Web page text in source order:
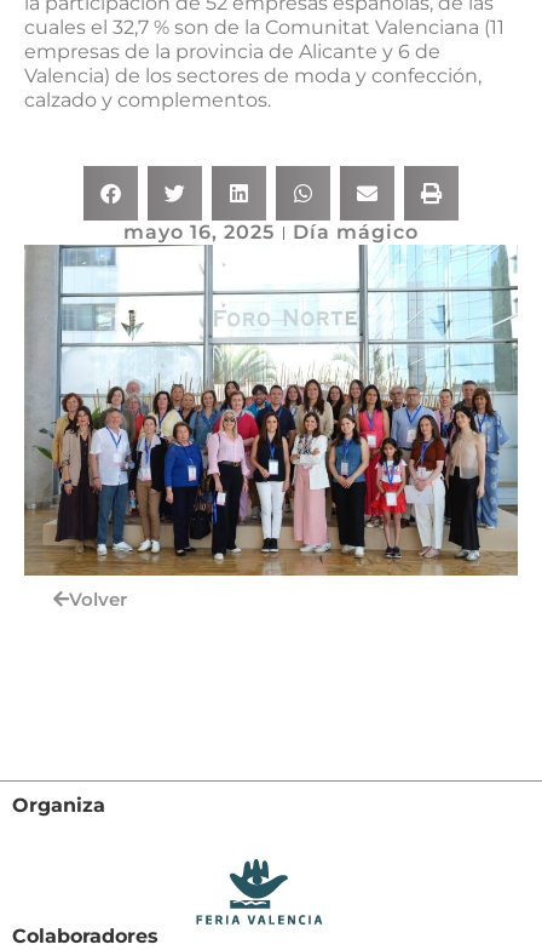
Volver
mayo 16, 2025 Día mágico
cuales el 32,7 % son de la Comunitat Valenciana (11
empresas de la provincia de Alicante y 6 de
Valencia) de los sectores de moda y confección,
calzado y complementos.
Organiza
Colaboradores